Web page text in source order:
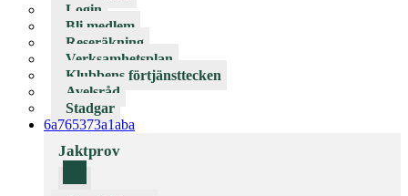
Login
Bli medlem
Reseräkning
Verksamhetsplan
Klubbens förtjänsttecken
Avelsråd
Stadgar
6a765373a1aba
Jaktprov